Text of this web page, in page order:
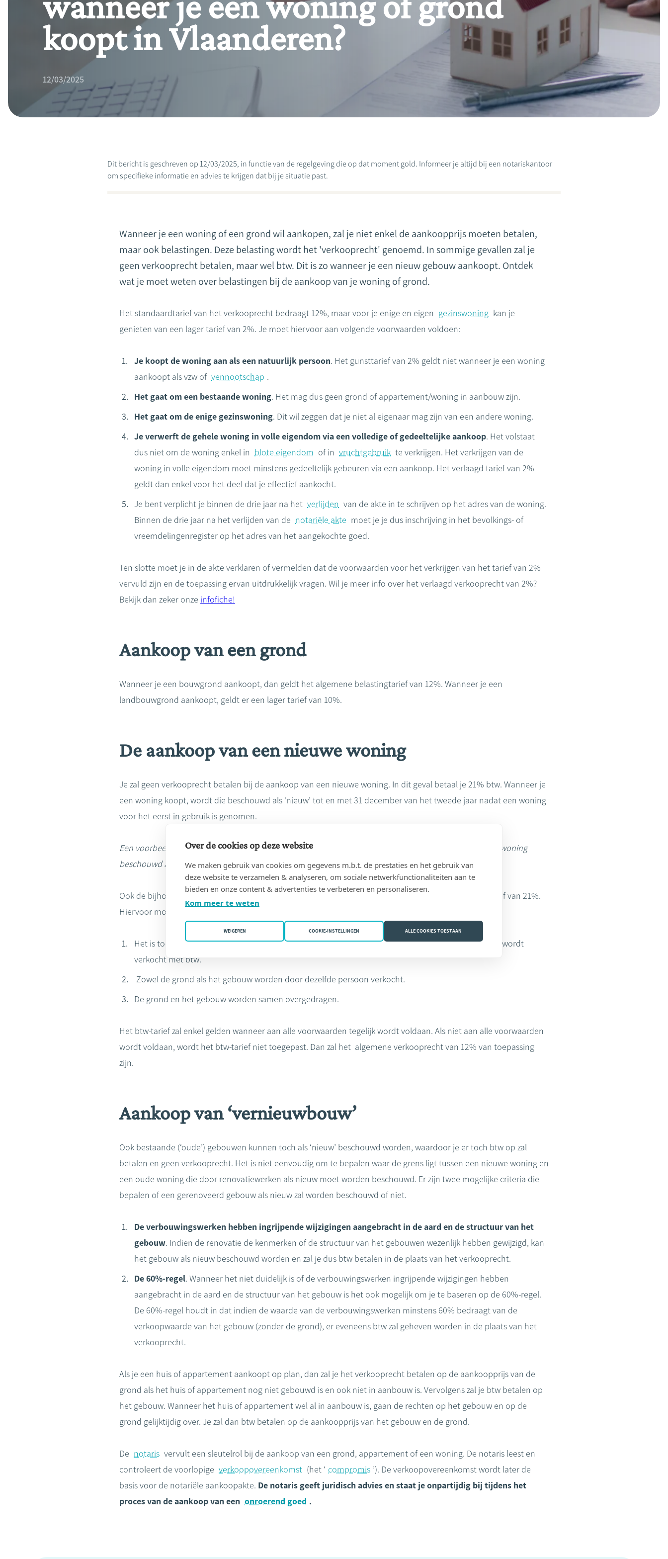
koopt in Vlaanderen?
12/03/2025
Dit bericht is geschreven op 12/03/2025, in functie van de regelgeving die op dat moment gold. Informeer je altijd bij een notariskantoor
om specifieke informatie en advies te krijgen dat bij je situatie past.
Wanneer je een woning of een grond wil aankopen, zal je niet enkel de aankoopprijs moeten betalen,
maar ook belastingen. Deze belasting wordt het 'verkooprecht' genoemd. In sommige gevallen zal je
geen verkooprecht betalen, maar wel btw. Dit is zo wanneer je een nieuw gebouw aankoopt. Ontdek
wat je moet weten over belastingen bij de aankoop van je woning of grond.
Het standaardtarief van het verkooprecht bedraagt 12%, maar voor je enige en eigen gezinswoning kan je
genieten van een lager tarief van 2%. Je moet hiervoor aan volgende voorwaarden voldoen:
Je koopt de woning aan als een natuurlijk persoon. Het gunsttarief van 2% geldt niet wanneer je een woning
aankoopt als vzw of vennootschap .
Het gaat om een bestaande woning. Het mag dus geen grond of appartement/woning in aanbouw zijn.
Het gaat om de enige gezinswoning. Dit wil zeggen dat je niet al eigenaar mag zijn van een andere woning.
Je verwerft de gehele woning in volle eigendom via een volledige of gedeeltelijke aankoop. Het volstaat
dus niet om de woning enkel in blote eigendom of in vruchtgebruik te verkrijgen. Het verkrijgen van de
woning in volle eigendom moet minstens gedeeltelijk gebeuren via een aankoop. Het verlaagd tarief van 2%
geldt dan enkel voor het deel dat je effectief aankocht.
Je bent verplicht je binnen de drie jaar na het verlijden van de akte in te schrijven op het adres van de woning.
Binnen de drie jaar na het verlijden van de notariële akte moet je je dus inschrijving in het bevolkings- of
vreemdelingenregister op het adres van het aangekochte goed.
Ten slotte moet je in de akte verklaren of vermelden dat de voorwaarden voor het verkrijgen van het tarief van 2%
vervuld zijn en de toepassing ervan uitdrukkelijk vragen. Wil je meer info over het verlaagd verkooprecht van 2%?
Bekijk dan zeker onze infofiche!
Aankoop van een grond
Wanneer je een bouwgrond aankoopt, dan geldt het algemene belastingtarief van 12%. Wanneer je een
landbouwgrond aankoopt, geldt er een lager tarief van 10%.
De aankoop van een nieuwe woning
Je zal geen verkooprecht betalen bij de aankoop van een nieuwe woning. In dit geval betaal je 21% btw. Wanneer je
een woning koopt, wordt die beschouwd als ‘nieuw’ tot en met 31 december van het tweede jaar nadat een woning
voor het eerst in gebruik is genomen.
Een voorbeeld:
Een woning wordt voor het eerst in gebruik genomen op 12 januari 2025, dan wordt de woning
beschouwd als
nieuwbouw tot en met 31 december 2027.
Ook de bijhorende grond die samen met de woning wordt aangekocht, wordt belast met een
-tarief van 21%.
Hiervoor moet de grond wel aan volgende voorwaarden voldoen:
Het is toegestaan om op de aangekochte grond te bouwen en het gebouw dat wordt opgetrokken, wordt
verkocht met btw.
Zowel de grond als het gebouw worden door dezelfde persoon verkocht.
De grond en het gebouw worden samen overgedragen.
Het btw-tarief zal enkel gelden wanneer aan alle voorwaarden tegelijk wordt voldaan. Als niet aan alle voorwaarden
wordt voldaan, wordt het btw-tarief niet toegepast. Dan zal het algemene verkooprecht van 12% van toepassing
zijn.
Aankoop van ‘vernieuwbouw’
Ook bestaande (‘oude’) gebouwen kunnen toch als ‘nieuw’ beschouwd worden, waardoor je er toch btw op zal
betalen en geen verkooprecht. Het is niet eenvoudig om te bepalen waar de grens ligt tussen een nieuwe woning en
een oude woning die door renovatiewerken als nieuw moet worden beschouwd. Er zijn twee mogelijke criteria die
bepalen of een gerenoveerd gebouw als nieuw zal worden beschouwd of niet.
De verbouwingswerken hebben ingrijpende wijzigingen aangebracht in de aard en de structuur van het
gebouw. Indien de renovatie de kenmerken of de structuur van het gebouwen wezenlijk hebben gewijzigd, kan
het gebouw als nieuw beschouwd worden en zal je dus btw betalen in de plaats van het verkooprecht.
De 60%-regel. Wanneer het niet duidelijk is of de verbouwingswerken ingrijpende wijzigingen hebben
aangebracht in de aard en de structuur van het gebouw is het ook mogelijk om je te baseren op de 60%-regel.
De 60%-regel houdt in dat indien de waarde van de verbouwingswerken minstens 60% bedraagt van de
verkoopwaarde van het gebouw (zonder de grond), er eveneens btw zal geheven worden in de plaats van het
verkooprecht.
Als je een huis of appartement aankoopt op plan, dan zal je het verkooprecht betalen op de aankoopprijs van de
grond als het huis of appartement nog niet gebouwd is en ook niet in aanbouw is. Vervolgens zal je btw betalen op
het gebouw. Wanneer het huis of appartement wel al in aanbouw is, gaan de rechten op het gebouw en op de
grond gelijktijdig over. Je zal dan btw betalen op de aankoopprijs van het gebouw en de grond.
De notaris vervult een sleutelrol bij de aankoop van een grond, appartement of een woning. De notaris leest en
controleert de voorlopige verkoopovereenkomst (het ‘ compromis ’). De verkoopovereenkomst wordt later de
basis voor de notariële aankoopakte. De notaris geeft juridisch advies en staat je onpartijdig bij tijdens het
proces van de aankoop van een onroerend goed .
Over de cookies op deze website
We maken gebruik van cookies om gegevens m.b.t. de prestaties en het gebruik van
deze website te verzamelen & analyseren, om sociale netwerkfunctionaliteiten aan te
bieden en onze content & advertenties te verbeteren en personaliseren.
Kom meer te weten
WEIGEREN COOKIE-INSTELLINGEN ALLE COOKIES TOESTAAN